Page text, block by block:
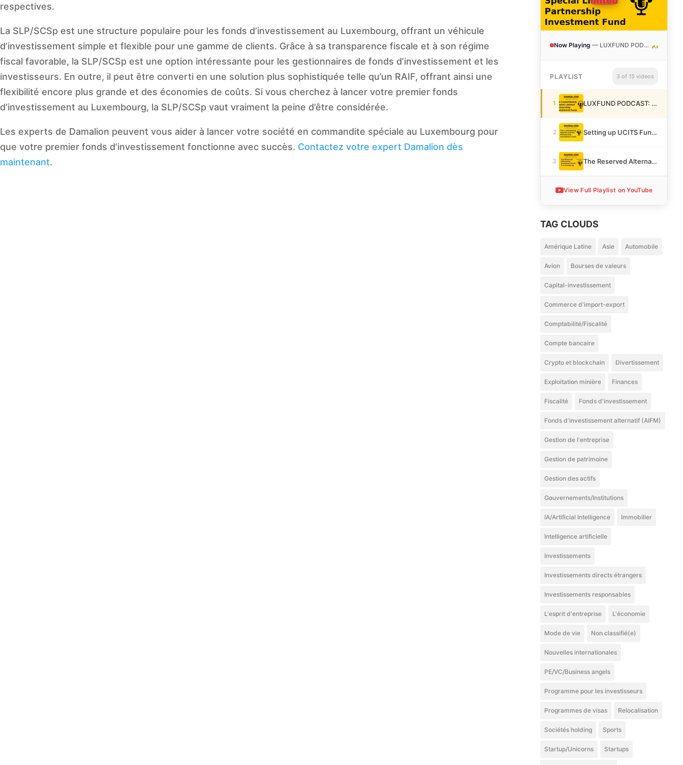
respectives.
La SLP/SCSp est une structure populaire pour les fonds d’investissement au Luxembourg, offrant un véhicule
d’investissement simple et flexible pour une gamme de clients. Grâce à sa transparence fiscale et à son régime
fiscal favorable, la SLP/SCSp est une option intéressante pour les gestionnaires de fonds d’investissement et les
investisseurs. En outre, il peut être converti en une solution plus sophistiquée telle qu’un RAIF, offrant ainsi une
flexibilité encore plus grande et des économies de coûts. Si vous cherchez à lancer votre premier fonds
d’investissement au Luxembourg, la SLP/SCSp vaut vraiment la peine d’être considérée.
Les experts de Damalion peuvent vous aider à lancer votre société en commandite spéciale au Luxembourg pour
que votre premier fonds d’investissement fonctionne avec succès. Contactez votre expert Damalion dès
maintenant.
Now Playing — LUXFUND PODCAST: Luxembourg Special Limited Partnership SCSp
PLAYLIST 3 of 15 videos
1 LUXFUND PODCAST: Luxembourg Special Limited Partnership SCSp
2 Setting up UCITS Funds in Luxembourg
3 The Reserved Alternative Investment Fund
View Full Playlist on YouTube
TAG CLOUDS
Amérique Latine Asie Automobile
Avion Bourses de valeurs
Capital-investissement
Commerce d'import-export
Comptabilité/Fiscalité
Compte bancaire
Crypto et blockchain Divertissement
Exploitation minière Finances
Fiscalité Fonds d'investissement
Fonds d'investissement alternatif (AIFM)
Gestion de l'entreprise
Gestion de patrimoine
Gestion des actifs
Gouvernements/Institutions
IA/Artificial Intelligence Immobilier
Intelligence artificielle
Investissements
Investissements directs étrangers
Investissements responsables
L'esprit d'entreprise L'économie
Mode de vie Non classifié(e)
Nouvelles internationales
PE/VC/Business angels
Programme pour les investisseurs
Programmes de visas Relocalisation
Sociétés holding Sports
Startup/Unicorns Startups